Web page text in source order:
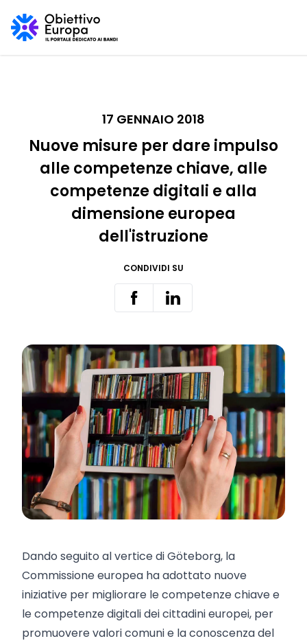
17 GENNAIO 2018
Nuove misure per dare impulso
alle competenze chiave, alle
competenze digitali e alla
dimensione europea
dell'istruzione
CONDIVIDI SU
Dando seguito al vertice di Göteborg, la
Commissione europea ha adottato nuove
iniziative per migliorare le competenze chiave e
le competenze digitali dei cittadini europei, per
promuovere valori comuni e la conoscenza del